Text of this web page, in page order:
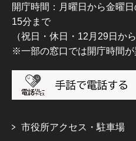
開庁時間：月曜日から金曜
15分まで
（祝日・休日・12月29日か
※一部の窓口では開庁時間
市役所アクセス・駐車場